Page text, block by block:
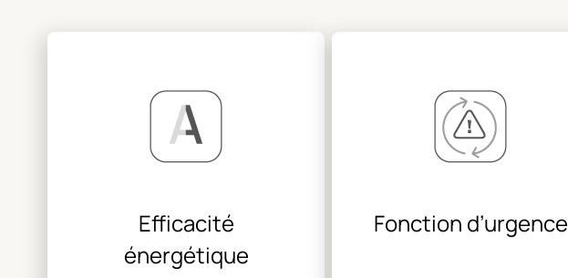
Efficacité
énergétique
Fonction d’urgence